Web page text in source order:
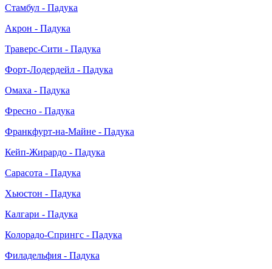
Стамбул - Падука
Акрон - Падука
Траверс-Сити - Падука
Форт-Лодердейл - Падука
Омаха - Падука
Фресно - Падука
Франкфурт-на-Майне - Падука
Кейп-Жирардо - Падука
Сарасота - Падука
Хьюстон - Падука
Калгари - Падука
Колорадо-Спрингс - Падука
Филадельфия - Падука